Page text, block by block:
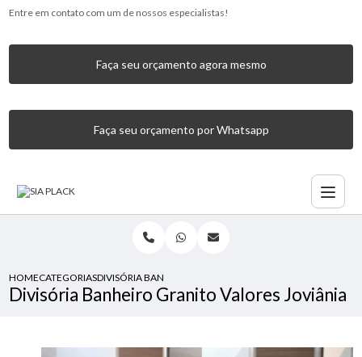
Entre em contato com um de nossos especialistas!
Faça seu orçamento agora mesmo
Faça seu orçamento por Whatsapp
HOMECATEGORIASDIVISÓRIA BANHEIRO GRANITO VALORES JOVIÂNIA
Divisória Banheiro Granito Valores Joviânia